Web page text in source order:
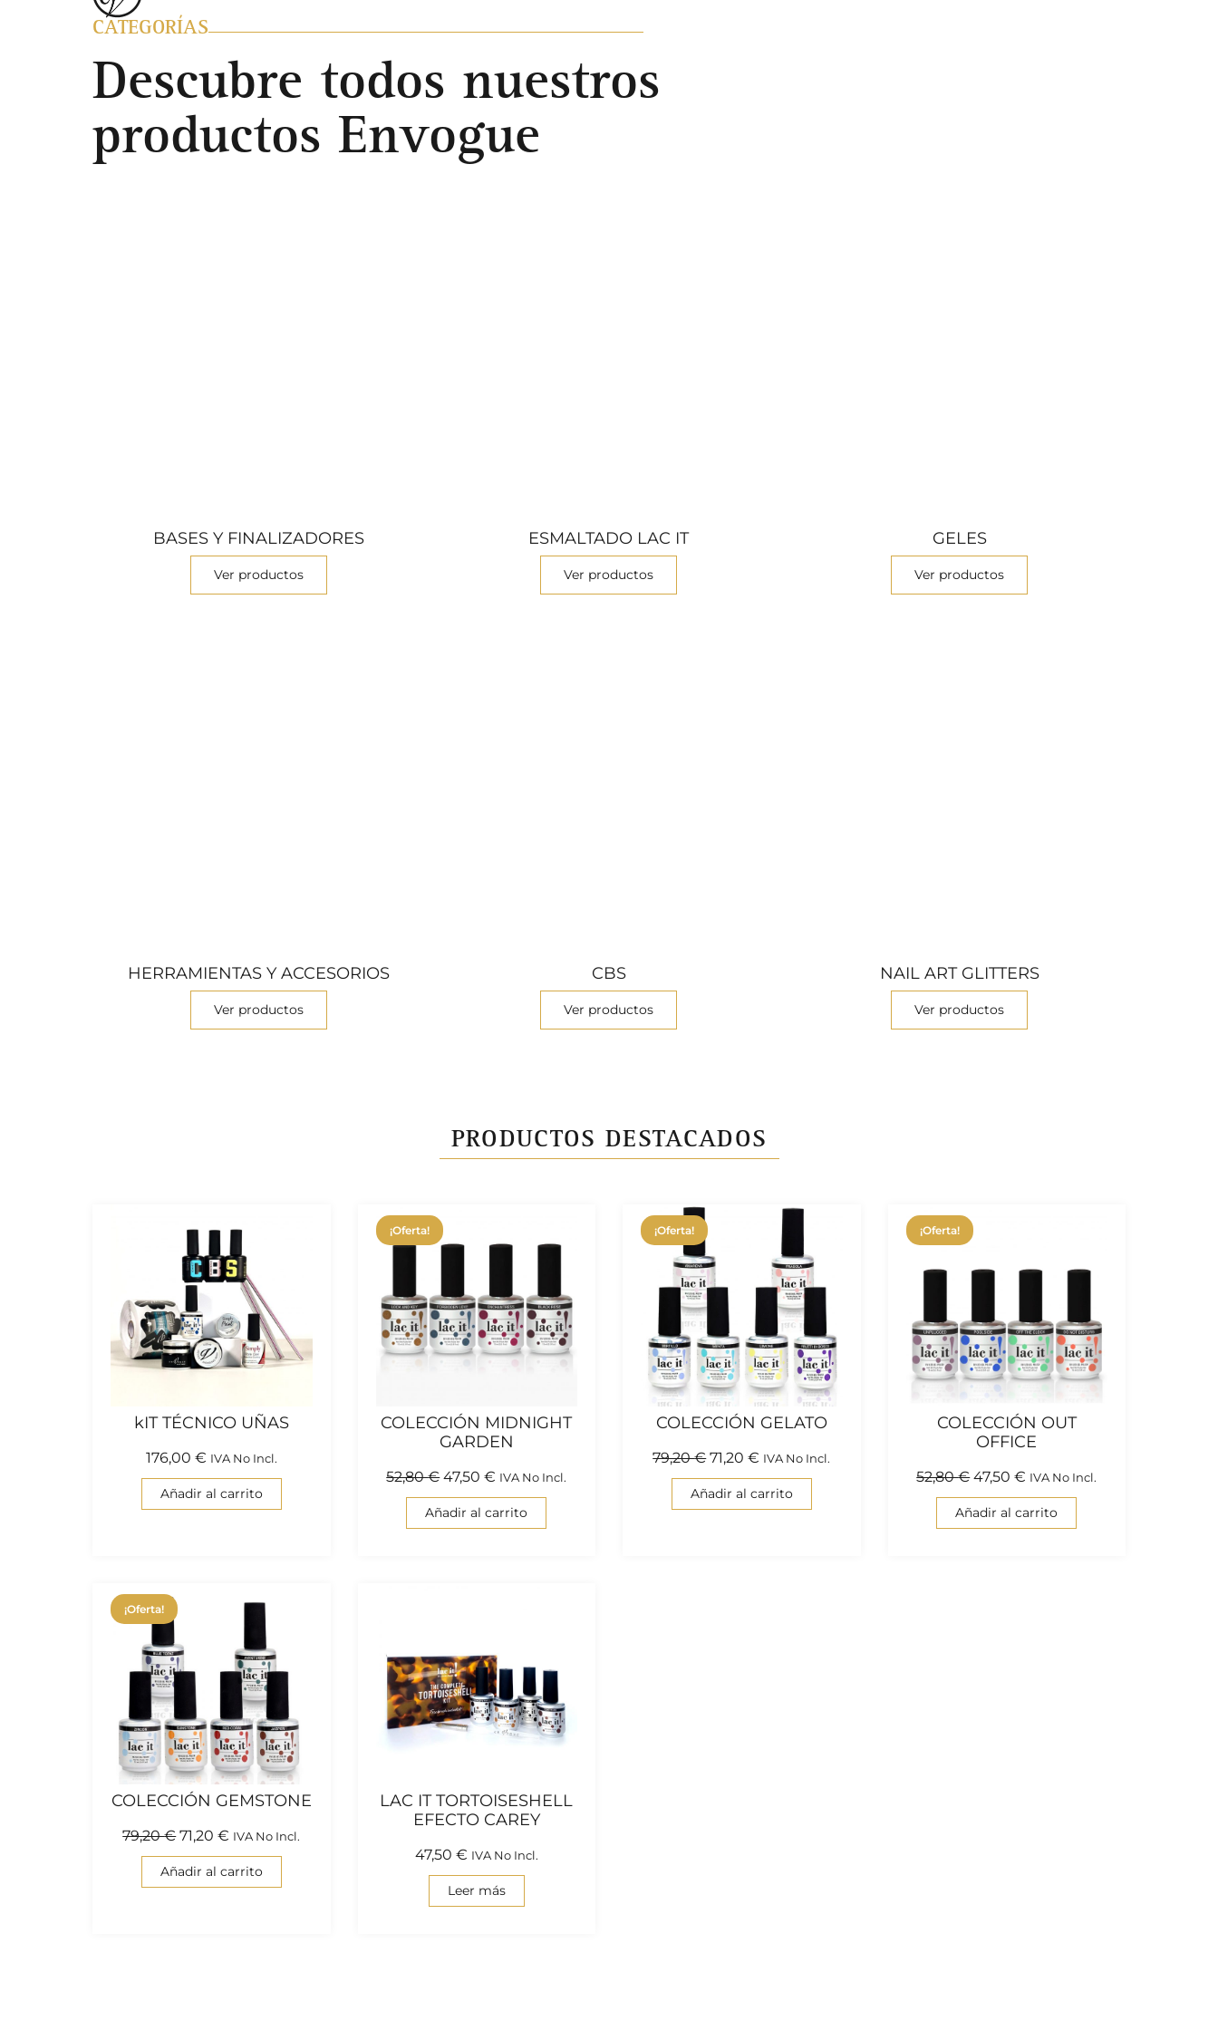
CATEGORÍAS
Descubre todos nuestros
productos Envogue
BASES Y FINALIZADORES
Ver productos
ESMALTADO LAC IT
Ver productos
GELES
Ver productos
HERRAMIENTAS Y ACCESORIOS
Ver productos
CBS
Ver productos
NAIL ART GLITTERS
Ver productos
PRODUCTOS DESTACADOS
kIT TÉCNICO UÑAS
176,00 € IVA No Incl.
Añadir al carrito
¡Oferta!
COLECCIÓN MIDNIGHT
GARDEN
52,80€ 47,50€ IVA No Incl.
Añadir al carrito
¡Oferta!
COLECCIÓN GELATO
79,20€ 71,20€ IVA No Incl.
Añadir al carrito
¡Oferta!
COLECCIÓN OUT
OFFICE
52,80€ 47,50€ IVA No Incl.
Añadir al carrito
¡Oferta!
COLECCIÓN GEMSTONE
79,20€ 71,20€ IVA No Incl.
Añadir al carrito
LAC IT TORTOISESHELL
EFECTO CAREY
47,50 € IVA No Incl.
Leer más